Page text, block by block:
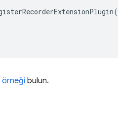
(
örneği bulun.